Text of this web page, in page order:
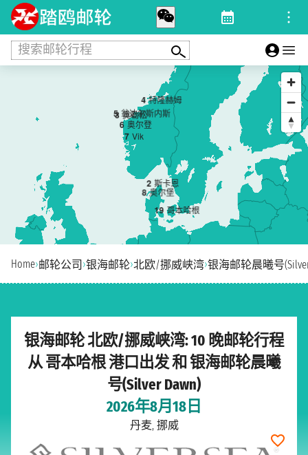
搜索邮轮行程
19 哥本哈根
2 斯卡恩
3 奥勒松
4 特隆赫姆
5 翁达尔斯内斯
6 奥尔登
7 Vik
8 奥尔堡
Home›邮轮公司 ›银海邮轮›北欧/挪威峡湾›银海邮轮晨曦号
银海邮轮 北欧/挪威峡湾: 10 晚邮轮行程
从 哥本哈根 港口出发 和 银海邮轮晨曦
号(Silver Dawn)
2026年8月18日
丹麦, 挪威